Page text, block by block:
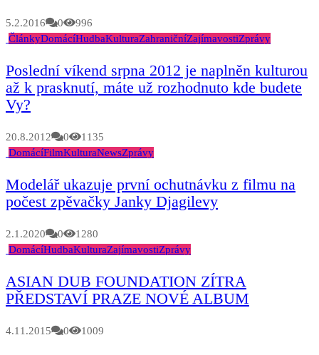
5.2.2016 0
996
ČlánkyDomácíHudbaKulturaZahraničníZajímavostiZprávy
Poslední víkend srpna 2012 je naplněn kulturou
až k prasknutí, máte už rozhodnuto kde budete
Vy?
20.8.2012 0
1135
DomácíFilmKulturaNewsZprávy
Modelář ukazuje první ochutnávku z filmu na
počest zpěvačky Janky Djagilevy
2.1.2020 0
1280
DomácíHudbaKulturaZajímavostiZprávy
ASIAN DUB FOUNDATION ZÍTRA
PŘEDSTAVÍ PRAZE NOVÉ ALBUM
4.11.2015 0 1009